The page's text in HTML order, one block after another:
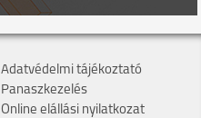
Adatvédelmi tájékoztató
Panaszkezelés
Online elállási nyilatkozat